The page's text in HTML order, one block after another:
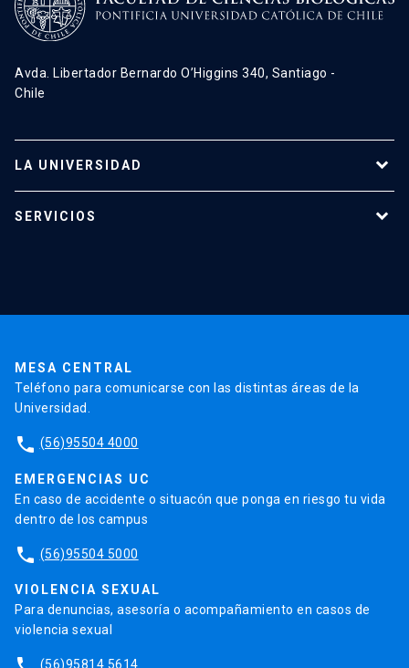
Avda. Libertador Bernardo O’Higgins 340, Santiago -
Chile
LA UNIVERSIDAD
Admisión
SERVICIOS
MESA CENTRAL
Teléfono para comunicarse con las distintas áreas de la
Universidad.
phone (56)95504 4000
EMERGENCIAS UC
En caso de accidente o situacón que ponga en riesgo tu vida
dentro de los campus
phone (56)95504 5000
VIOLENCIA SEXUAL
Para denuncias, asesoría o acompañamiento en casos de
violencia sexual
(56)95814 5614